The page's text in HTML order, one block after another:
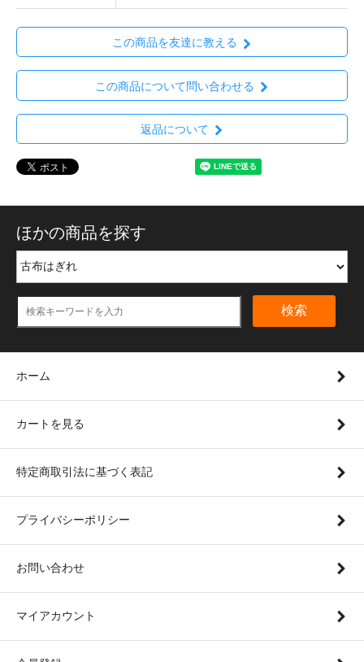
この商品を友達に教える
この商品について問い合わせる
返品について
ほかの商品を探す
検索
ホーム
カートを見る
特定商取引法に基づく表記
プライバシーポリシー
お問い合わせ
マイアカウント